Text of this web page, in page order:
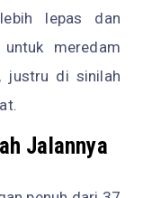
lepas dan
meredam
justru di sinilah
Jalannya